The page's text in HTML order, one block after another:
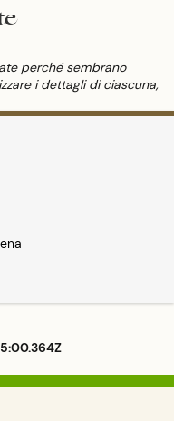
perché sembrano
i dettagli di ciascuna,